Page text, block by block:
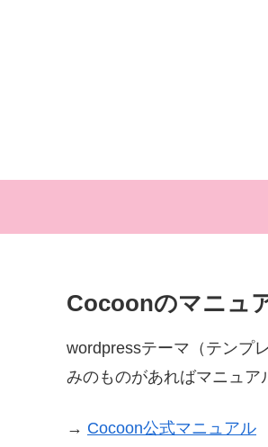
Cocoonのマニュ
wordpressテーマ（テンプ
みのものがあればマニュア
→ Cocoon公式マニュアル